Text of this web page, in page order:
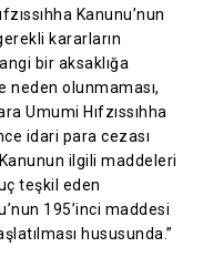
Kanunu’nun
kararların
bir aksaklığa
olunmaması,
Umumi Hıfzıssıhha
idari para cezası
ilgili maddeleri
teşkil eden
195’inci maddesi
hususunda.”